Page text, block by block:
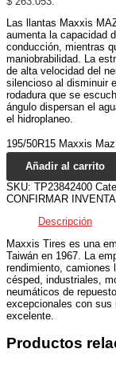
Las llantas Maxxis
aumenta la capacidad
conducción, mientras
maniobrabilidad. La
de alta velocidad del
silencioso al disminuir
rodadura que se
ángulo dispersan el
el hidroplaneo.
195/50R15 Maxxis
Añadir al carrito
SKU: TP23842400
CONFIRMAR
Descripción
Maxxis Tires es una
Taiwán en 1967. La
rendimiento, camiones
césped, industriales,
neumáticos de
excepcionales con sus
excelente.
Productos